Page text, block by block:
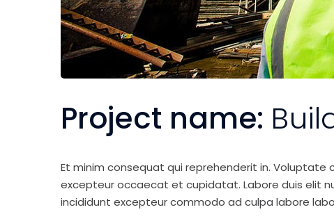
Project name:
Et minim consequat qui reprehenderit in.
excepteur occaecat et cupidatat. Labore duis elit
incididunt excepteur commodo ad culpa labore